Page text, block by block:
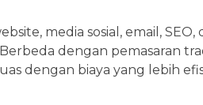
media sosial, email, SEO,
dengan pemasaran
dengan biaya yang lebih